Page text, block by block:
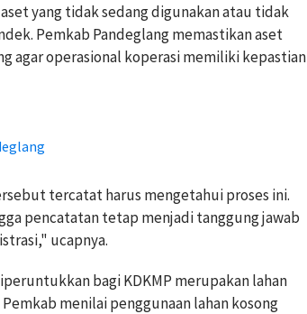
yang tidak sedang digunakan atau tidak
Pemkab Pandeglang memastikan aset
agar operasional koperasi memiliki kepastian
tercatat harus mengetahui proses ini.
pencatatan tetap menjadi tanggung jawab
ucapnya.
bagi KDKMP merupakan lahan
menilai penggunaan lahan kosong